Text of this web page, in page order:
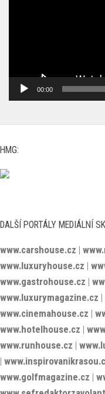
00:00
HMG:
DALŠÍ PORTÁLY MEDIÁLNÍ
www.carshouse.cz |
www.luxuryhouse.cz |
www.gastrohouse.cz |
www.luxurymagazine.cz |
www.cinemahouse.cz |
www.hotelhouse.cz |
www.runhouse.cz |
|
www.golfmagazine.cz |